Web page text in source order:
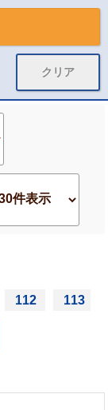
112 113